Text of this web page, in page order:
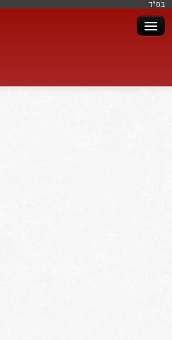
בּס"ד